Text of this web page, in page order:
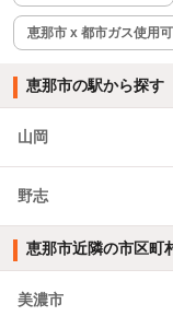
恵那市 x 都市ガス使用可
恵那市の駅から探す
山岡
野志
恵那市近隣の市区町
美濃市